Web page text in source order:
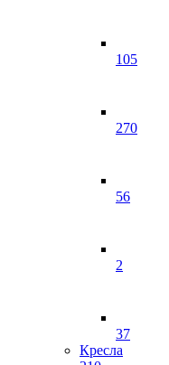
105
270
56
2
37
Кресла